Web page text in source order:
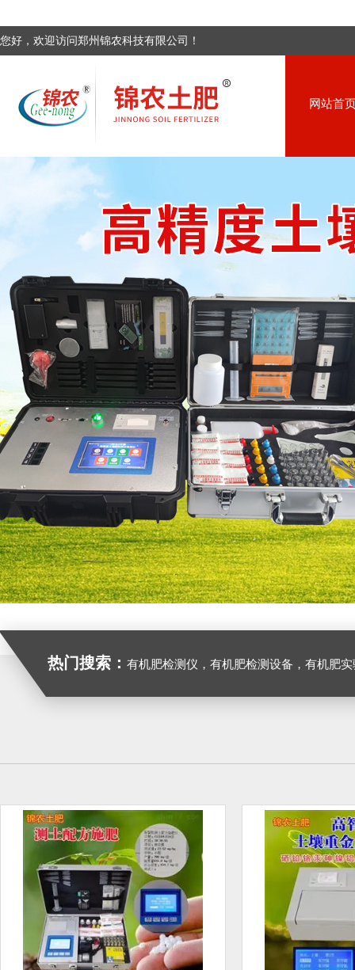
您好，欢迎访问郑州锦农科技有限公司！
网站首
热门搜索： 有机肥检测仪，有机肥检测设备，有机肥实验室设备，生物有